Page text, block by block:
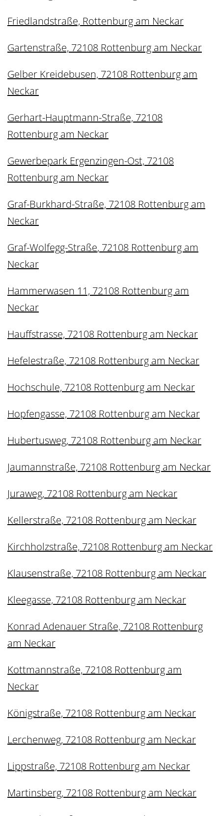
Friedlandstraße, Rottenburg am Neckar
Gartenstraße, 72108 Rottenburg am Neckar
Gelber Kreidebusen, 72108 Rottenburg am
Neckar
Gerhart-Hauptmann-Straße, 72108
Rottenburg am Neckar
Gewerbepark Ergenzingen-Ost, 72108
Rottenburg am Neckar
Graf-Burkhard-Straße, 72108 Rottenburg am
Neckar
Graf-Wolfegg-Straße, 72108 Rottenburg am
Neckar
Hammerwasen 11, 72108 Rottenburg am
Neckar
Hauffstrasse, 72108 Rottenburg am Neckar
Hefelestraße, 72108 Rottenburg am Neckar
Hochschule, 72108 Rottenburg am Neckar
Hopfengasse, 72108 Rottenburg am Neckar
Hubertusweg, 72108 Rottenburg am Neckar
Jaumannstraße, 72108 Rottenburg am Neckar
Juraweg, 72108 Rottenburg am Neckar
Kellerstraße, 72108 Rottenburg am Neckar
Kirchholzstraße, 72108 Rottenburg am Neckar
Klausenstraße, 72108 Rottenburg am Neckar
Kleegasse, 72108 Rottenburg am Neckar
Konrad Adenauer Straße, 72108 Rottenburg
am Neckar
Kottmannstraße, 72108 Rottenburg am
Neckar
Königstraße, 72108 Rottenburg am Neckar
Lerchenweg, 72108 Rottenburg am Neckar
Lippstraße, 72108 Rottenburg am Neckar
Martinsberg, 72108 Rottenburg am Neckar